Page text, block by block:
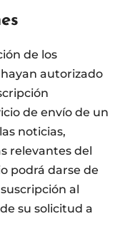
de los
autorizado
de envío de un
noticias,
relevantes del
podrá darse de
al
su solicitud a